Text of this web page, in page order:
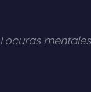
Locuras